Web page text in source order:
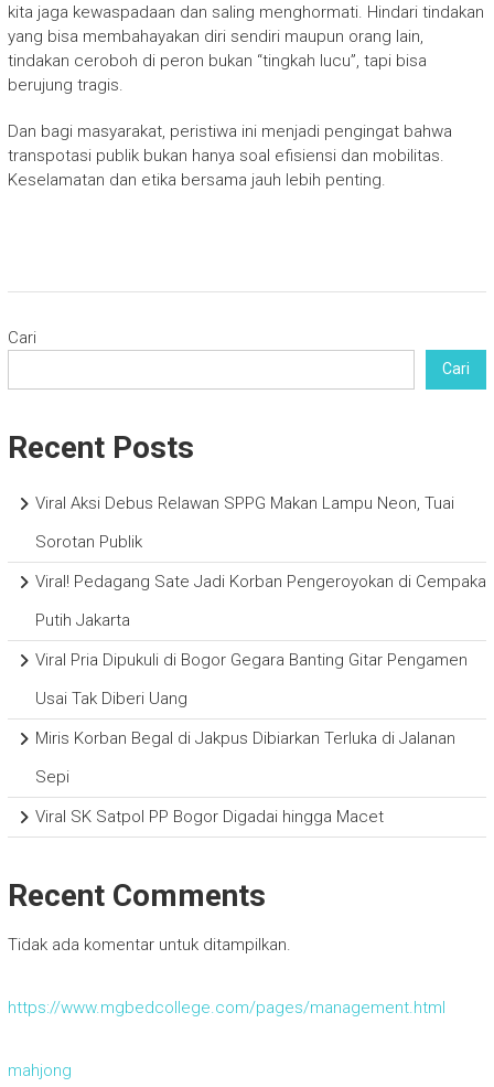
kita jaga kewaspadaan dan saling menghormati. Hindari tindakan
yang bisa membahayakan diri sendiri maupun orang lain,
tindakan ceroboh di peron bukan “tingkah lucu”, tapi bisa
berujung tragis.
Dan bagi masyarakat, peristiwa ini menjadi pengingat bahwa
transpotasi publik bukan hanya soal efisiensi dan mobilitas.
Keselamatan dan etika bersama jauh lebih penting.
Cari
Cari
Recent Posts
Viral Aksi Debus Relawan SPPG Makan Lampu Neon, Tuai
Sorotan Publik
Viral! Pedagang Sate Jadi Korban Pengeroyokan di Cempaka
Putih Jakarta
Viral Pria Dipukuli di Bogor Gegara Banting Gitar Pengamen
Usai Tak Diberi Uang
Miris Korban Begal di Jakpus Dibiarkan Terluka di Jalanan
Sepi
Viral SK Satpol PP Bogor Digadai hingga Macet
Recent Comments
Tidak ada komentar untuk ditampilkan.
https://www.mgbedcollege.com/pages/management.html
mahjong